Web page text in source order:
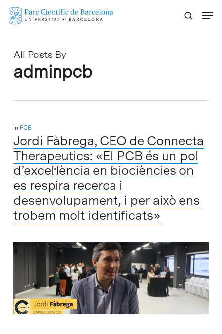
Skip
All Posts By
adminpcb
In PCB
Jordi Fàbrega, CEO de Connecta
Therapeutics: «El PCB és un pol
d’excel·lència en biociències on
es respira recerca i
desenvolupament, i per això ens
trobem molt identificats»